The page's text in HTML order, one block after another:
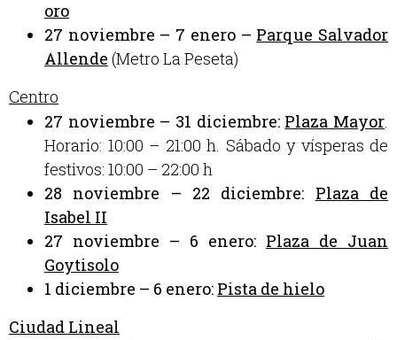
oro
27 noviembre – 7 enero – Parque Salvador
Allende (Metro La Peseta)
Centro
27 noviembre – 31 diciembre: Plaza Mayor.
Horario: 10:00 – 21:00 h. Sábado y vísperas de
festivos: 10:00 – 22:00 h
28 noviembre – 22 diciembre: Plaza de
Isabel II
27 noviembre – 6 enero: Plaza de Juan
Goytisolo
1 diciembre – 6 enero: Pista de hielo
Ciudad Lineal